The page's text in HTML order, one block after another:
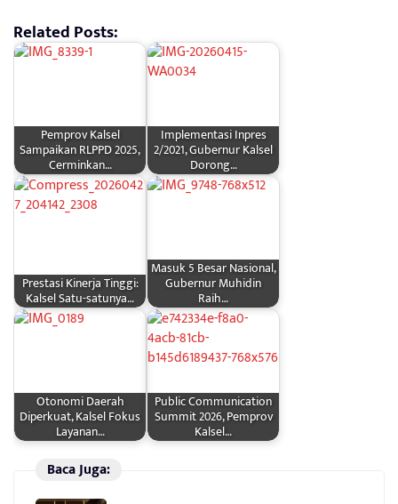
Related Posts:
Pemprov Kalsel
Sampaikan RLPPD 2025,
Cerminkan…
Implementasi Inpres
2/2021, Gubernur Kalsel
Dorong…
Prestasi Kinerja Tinggi:
Kalsel Satu-satunya…
Masuk 5 Besar Nasional,
Gubernur Muhidin
Raih…
Otonomi Daerah
Diperkuat, Kalsel Fokus
Layanan…
Public Communication
Summit 2026, Pemprov
Kalsel…
Baca Juga: